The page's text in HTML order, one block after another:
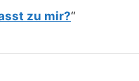
zu mir?“